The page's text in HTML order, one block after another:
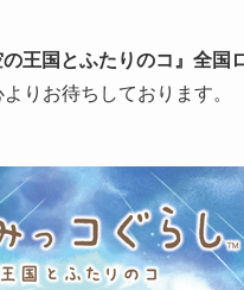
の王国とふたりのコ』全国
りお待ちしております。